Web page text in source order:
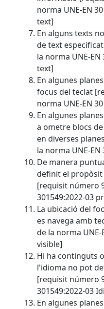
norma UNE-EN
text]
En alguns texts
de text
la norma UNE-EN
text]
En algunes
focus del teclat
norma UNE-EN
En algunes
a ometre blocs
en diverses
la norma UNE-
De manera
definit el propòsit
[requisit número
301549:2022-03
La ubicació del
es navega amb
de la norma UNE-
visible]
Hi ha continguts
l'idioma no pot
[requisit número
301549:2022-03
En algunes